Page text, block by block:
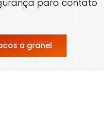
para contato
a granel